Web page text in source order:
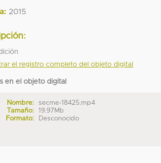
2015
el registro completo del objeto digital
en el objeto digital
Nombre:
secme-18425.mp4
Tamaño:
19.97Mb
Formato:
Desconocido